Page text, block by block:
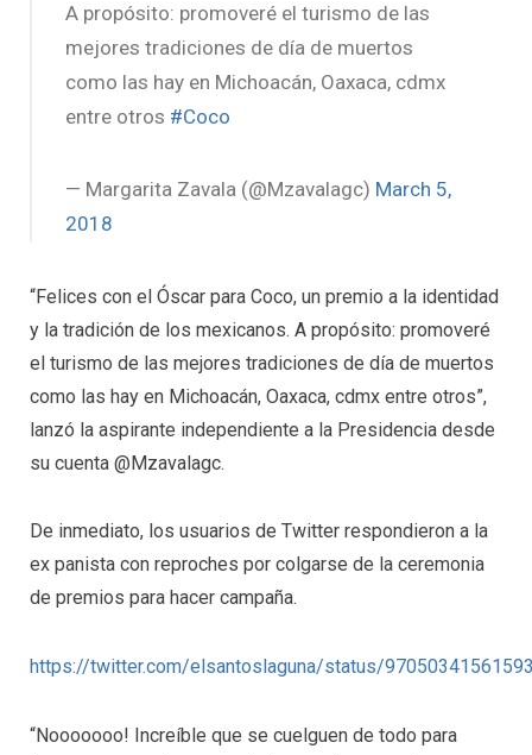
A propósito: promoveré el turismo de las
mejores tradiciones de día de muertos
como las hay en Michoacán, Oaxaca, cdmx
entre otros #Coco
— Margarita Zavala (@Mzavalagc) March 5,
2018
“Felices con el Óscar para Coco, un premio a la identidad
y la tradición de los mexicanos. A propósito: promoveré
el turismo de las mejores tradiciones de día de muertos
como las hay en Michoacán, Oaxaca, cdmx entre otros”,
lanzó la aspirante independiente a la Presidencia desde
su cuenta @Mzavalagc.
De inmediato, los usuarios de Twitter respondieron a la
ex panista con reproches por colgarse de la ceremonia
de premios para hacer campaña.
https://twitter.com/elsantoslaguna/status/
“Nooooooo! Increíble que se cuelguen de todo para